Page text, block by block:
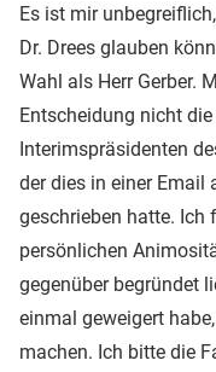
Es ist mir
Dr. Drees glauben
Wahl als Herr Gerber.
Entscheidung nicht
Interimspräsidenten
der dies in einer Email
geschrieben hatte. Ich
persönlichen
gegenüber begründet
einmal geweigert
machen. Ich bitte die